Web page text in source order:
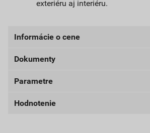
exteriéru aj interiéru.
Informácie o cene
Aktuálna predajná cena po zľave
bez DPH za bal.
Dokumenty
Bezpečnostné listy (externí)
Dokumenty Weber
Parametre
farba
Hodnotenie